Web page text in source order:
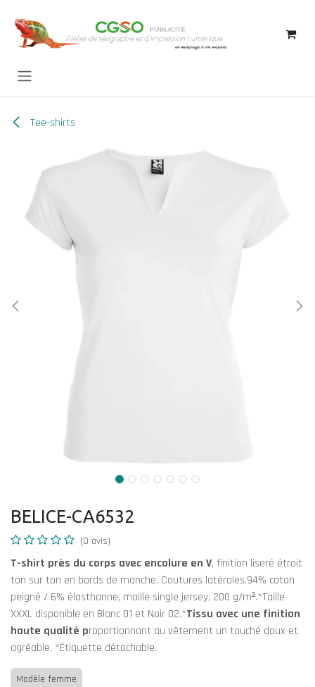
Tee-shirts
BELICE-CA6532
(0 avis)
T-shirt près du corps avec encolure en V, finition liseré étroit
ton sur ton en bords de manche. Coutures latérales.94% coton
peigné / 6% élasthanne, maille single jersey, 200 g/m².*Taille
XXXL disponible en Blanc 01 et Noir 02.*Tissu avec une finition
haute qualité proportionnant au vêtement un touché doux et
agréable. *Étiquette détachable.
Modèle femme